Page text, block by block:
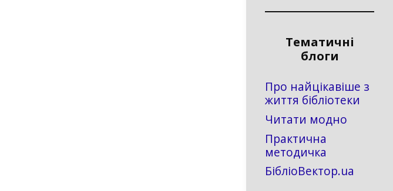
Тематичні
блоги
Про найцікавіше з
життя бібліотеки
Читати модно
Практична
методичка
БібліоВектор.ua